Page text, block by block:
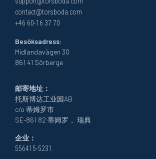
contact@torsboda.com
+46 60-16 37 70
Besöksadress:
Midlandavägen 30
861 41 Sörberge
邮寄地址：
托斯博达工业园AB
c/o 蒂姆罗市
SE-861 82 蒂姆罗， 瑞典
企业：
556415-5231